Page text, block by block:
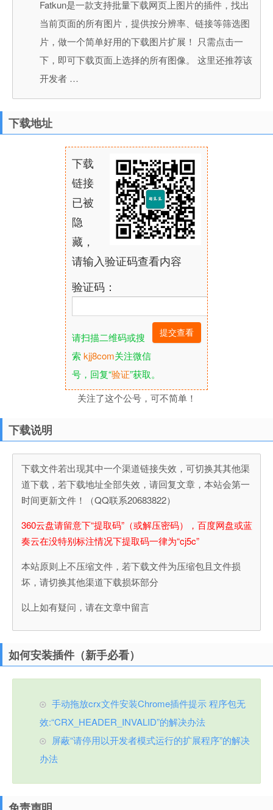
Fatkun是一款支持批量下载网页上图片的插件，找出
当前页面的所有图片，提供按分辨率、链接等筛选图
片，做一个简单好用的下载图片扩展！ 只需点击一
下，即可下载页面上选择的所有图像。 这里还推荐该
开发者 …
下载地址
下载
链接
已被
隐
藏，
请输入验证码查看内容
验证码：
请扫描二维码或搜
索kjj8com关注微信
号，回复“验证”获取。
关注了这个公号，可不简单！
下载说明
下载文件若出现其中一个渠道链接失效，可切换其其他渠
道下载，若下载地址全部失效，请回复文章，本站会第一
时间更新文件！（QQ联系20683822）
360云盘请留意下“提取码”（或解压密码），百度网盘或蓝
奏云在没特别标注情况下提取码一律为“cj5c”
本站原则上不压缩文件，若下载文件为压缩包且文件损
坏，请切换其他渠道下载损坏部分
以上如有疑问，请在文章中留言
如何安装插件（新手必看）
手动拖放crx文件安装Chrome插件提示 程序包无
效:“CRX_HEADER_INVALID”的解决办法
屏蔽“请停用以开发者模式运行的扩展程序”的解决
办法